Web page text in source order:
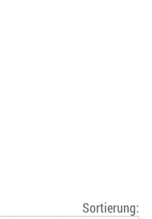
Sortierung: